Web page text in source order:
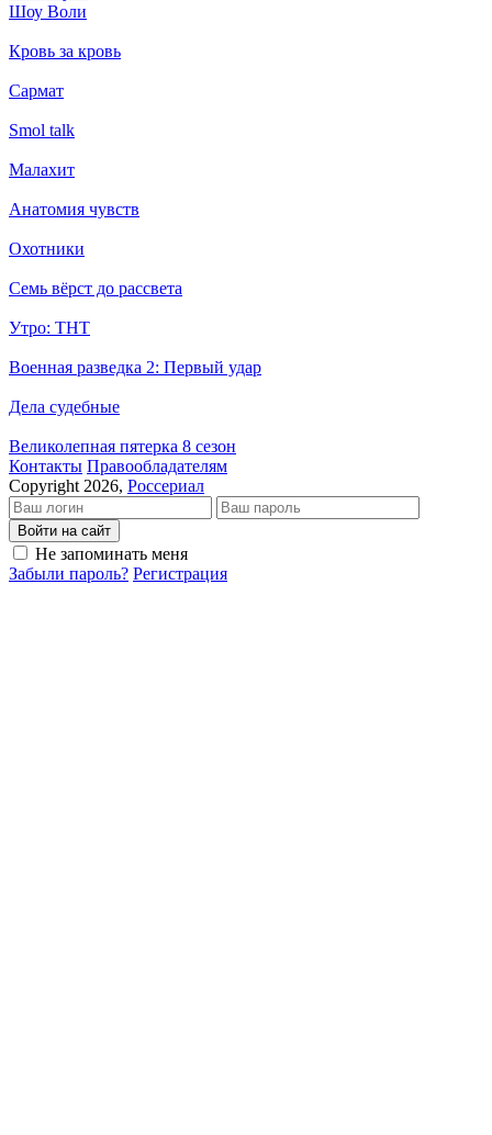
Шоу Воли
Кровь за кровь
Сармат
Smol talk
Малахит
Анатомия чувств
Охотники
Семь вёрст до рассвета
Утро: ТНТ
Военная разведка 2: Первый удар
Дела судебные
Великолепная пятерка 8 сезон
Кон­так­ты Пра­во­об­ла­да­те­лям
Copyright 2026, Россериал
Войти на сайт
Не запоминать меня
Забыли пароль? Регистрация